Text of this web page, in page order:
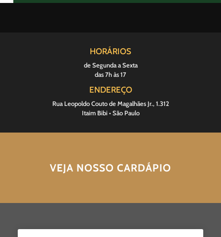
HORÁRIOS
de Segunda a Sexta
das 7h às 17
ENDEREÇO
Rua Leopoldo Couto de Magalhães Jr., 1.312
Itaim Bibi • São Paulo
VEJA NOSSO CARDÁPIO